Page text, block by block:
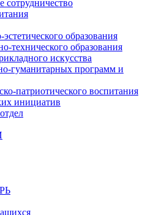
образования
технического образования
искусства
гуманитарных программ и
патриотического воспитания
инициатив